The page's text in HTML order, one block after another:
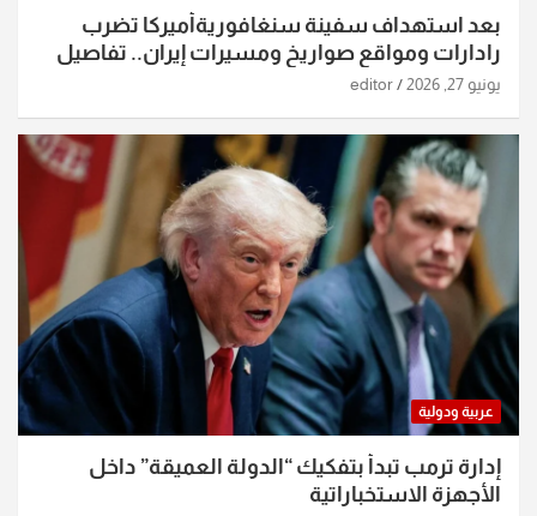
بعد استهداف سفينة سنغافوريةأميركا تضرب
رادارات ومواقع صواريخ ومسيرات إيران.. تفاصيل
الساعات الماضية
يونيو 27, 2026 editor
عربية ودولية
إدارة ترمب تبدأ بتفكيك “الدولة العميقة” داخل
الأجهزة الاستخباراتية